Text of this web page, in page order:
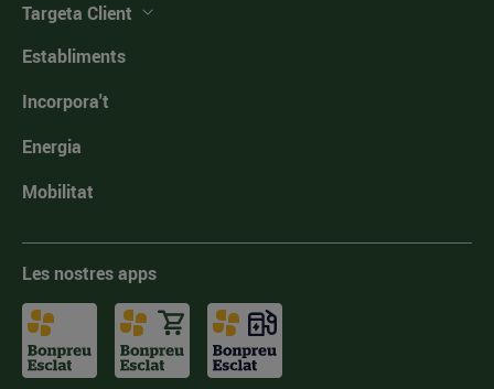
Targeta Client
Establiments
Incorpora't
Energia
Mobilitat
Les nostres apps